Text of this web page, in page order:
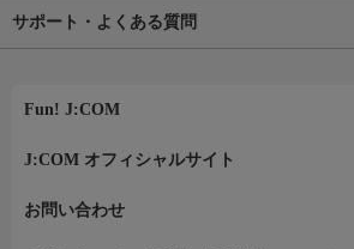
サポート・よくある質問
Fun! J:COM
J:COM オフィシャルサイト
お問い合わせ